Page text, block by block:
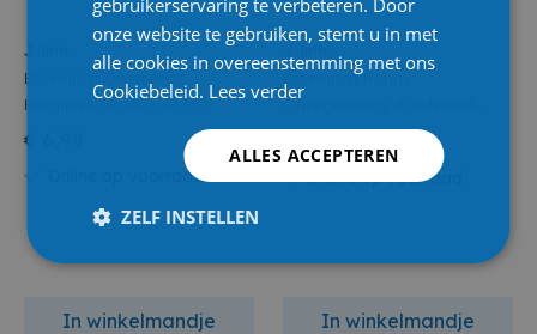
J-line
Bloempot Gestreept
Keramiek Groen/wit M
€ 6,99
Online op voorraad
In winkelmandje
J-line
Bloempot Ronny
Onregelmatig Aardewerk
Groen 15.5x15.5x13.5cm
Online op voorraad
In winkelmandje
onze website te gebruiken, stemt u in met
alle cookies in overeenstemming met ons
Cookiebeleid. Lees verder
ALLES ACCEPTEREN
ZELF INSTELLEN